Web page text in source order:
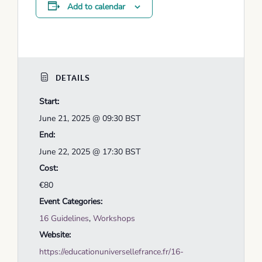
Add to calendar
DETAILS
Start:
June 21, 2025 @ 09:30 BST
End:
June 22, 2025 @ 17:30 BST
Cost:
€80
Event Categories:
16 Guidelines, Workshops
Website:
https://educationuniversellefrance.fr/16-